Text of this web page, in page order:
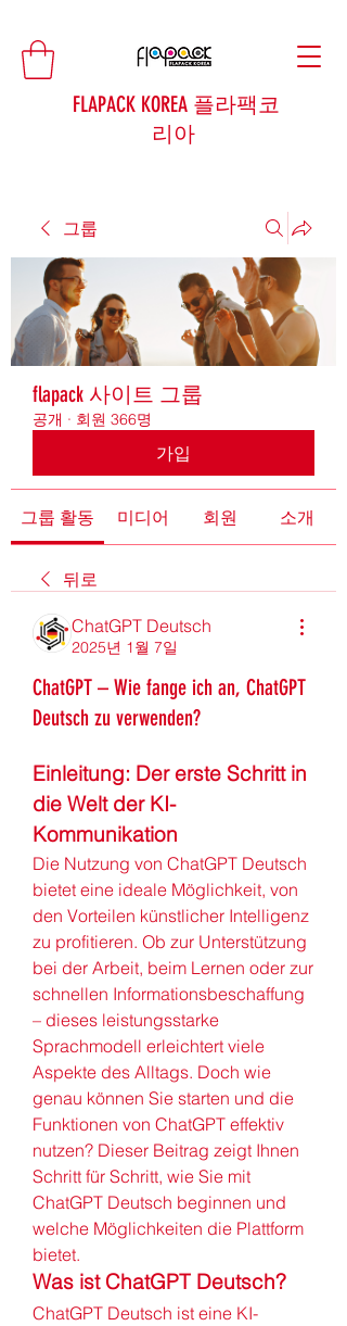
FLAPACK KOREA 플라팩코
리아
그룹
flapack 사이트 그룹
공개 · 회원 366명
가입
그룹 활동 미디어 회원 소개
뒤로
ChatGPT Deutsch
2025년 1월 7일
ChatGPT – Wie fange ich an, ChatGPT
Deutsch zu verwenden?
Einleitung: Der erste Schritt in
die Welt der KI-
Kommunikation
Die Nutzung von ChatGPT Deutsch
bietet eine ideale Möglichkeit, von
den Vorteilen künstlicher Intelligenz
zu profitieren. Ob zur Unterstützung
bei der Arbeit, beim Lernen oder zur
schnellen Informationsbeschaffung
– dieses leistungsstarke
Sprachmodell erleichtert viele
Aspekte des Alltags. Doch wie
genau können Sie starten und die
Funktionen von ChatGPT effektiv
nutzen? Dieser Beitrag zeigt Ihnen
Schritt für Schritt, wie Sie mit
ChatGPT Deutsch beginnen und
welche Möglichkeiten die Plattform
bietet.
Was ist ChatGPT Deutsch?
ChatGPT Deutsch ist eine KI-